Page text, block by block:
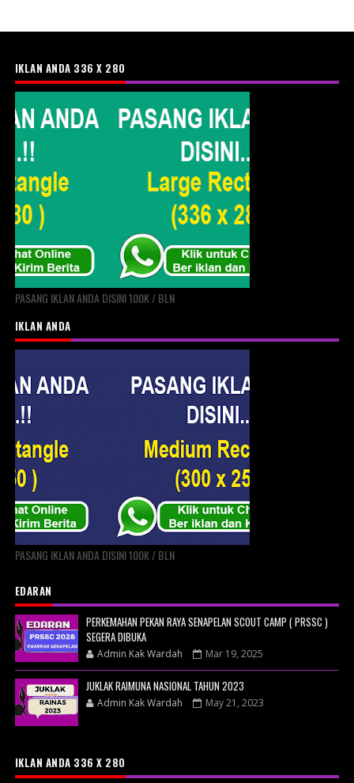
IKLAN ANDA 336 X 280
PASANG IKLAN ANDA DISINI 100K / BLN
IKLAN ANDA
PASANG IKLAN ANDA DISINI 100K / BLN
EDARAN
PERKEMAHAN PEKAN RAYA SENAPELAN SCOUT CAMP ( PRSSC )
SEGERA DIBUKA
Admin Kak Wardah Mar 19, 2025
JUKLAK RAIMUNA NASIONAL TAHUN 2023
Admin Kak Wardah May 21, 2023
IKLAN ANDA 336 X 280